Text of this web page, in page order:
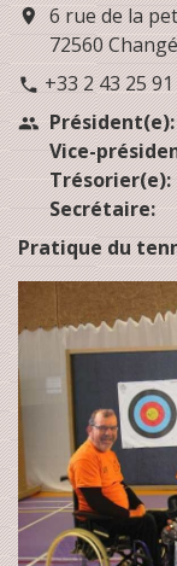
location_on 6 rue de la
72560 Changé
phone +33 2 43 25
people Président(e):
Vice-
Trésorier(e):
Secrétaire:
Pratique du